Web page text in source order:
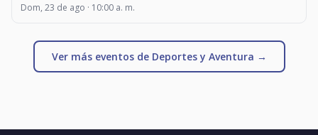
Dom, 23 de ago · 10:00 a. m.
Ver más eventos de Deportes y Aventura →